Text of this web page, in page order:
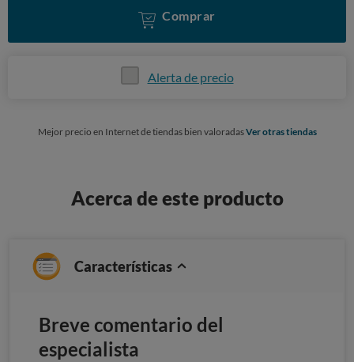
Comprar
Alerta de precio
Mejor precio en Internet de tiendas bien valoradasVer otras tiendas
Acerca de este producto
Características
Breve comentario del
especialista